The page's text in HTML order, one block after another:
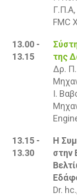
FMC
13.00 -
13.15
της
Δρ.
Ι.
13.15 -
13.30
Η
στην
Dr.